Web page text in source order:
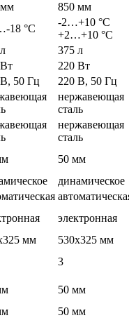
850 мм
18 °С
-2…+10 °С
+2…+10 °С
375 л
220 Вт
50 Гц
220 В, 50 Гц
нержавеющая
сталь
нержавеющая
сталь
50 мм
динамическое
электронная
мм
530х325 мм
3
50 мм
50 мм